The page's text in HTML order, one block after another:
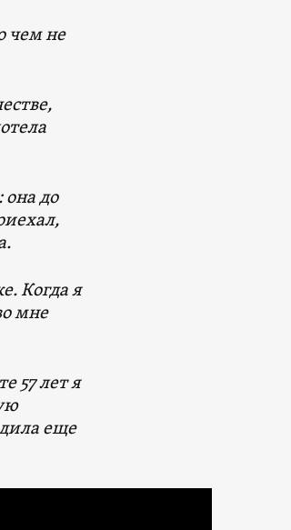
чем не
она до
Когда я
мне
57 лет я
еще